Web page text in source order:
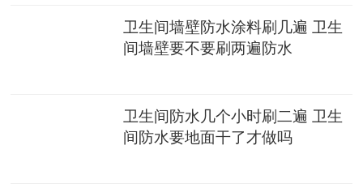
卫生间墙壁防水涂料刷几遍 卫生
间墙壁要不要刷两遍防水
卫生间防水几个小时刷二遍 卫生
间防水要地面干了才做吗